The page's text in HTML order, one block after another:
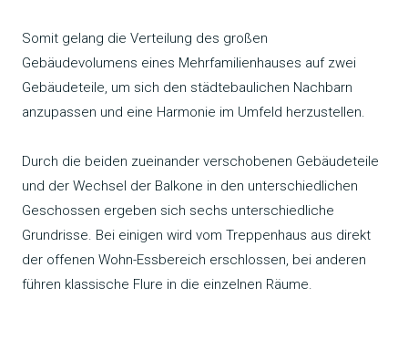
Somit gelang die Verteilung des großen
Gebäudevolumens eines Mehrfamilienhauses auf zwei
Gebäudeteile, um sich den städtebaulichen Nachbarn
anzupassen und eine Harmonie im Umfeld herzustellen.
Durch die beiden zueinander verschobenen Gebäudeteile
und der Wechsel der Balkone in den unterschiedlichen
Geschossen ergeben sich sechs unterschiedliche
Grundrisse. Bei einigen wird vom Treppenhaus aus direkt
der offenen Wohn-Essbereich erschlossen, bei anderen
führen klassische Flure in die einzelnen Räume.